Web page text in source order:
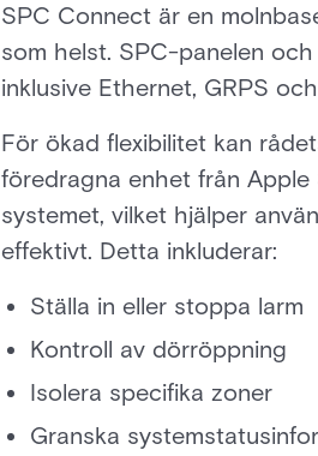
SPC Connect är en
som helst. SPC-panelen
inklusive Ethernet, GRPS
För ökad flexibilitet kan
föredragna enhet från
systemet, vilket hjälper
effektivt. Detta inkluderar:
Ställa in eller stoppa larm
Kontroll av dörröppning
Isolera specifika zoner
Granska